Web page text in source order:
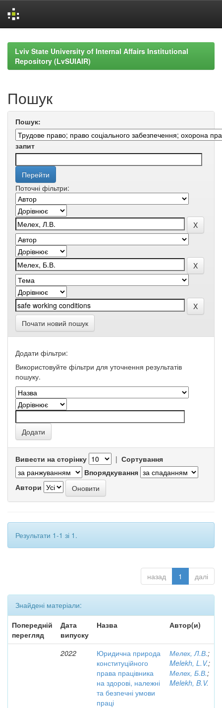
navigationLviv State University of Internal Affairs Institutional
Repository (LvSUIAIR)
Пошук
Пошук:
запит
Поточні фільтри:
Почати новий пошук
Додати фільтри:
Використовуйте фільтри для уточнення результатів
пошуку.
Вивести на сторінку | Сортування
Впорядкування
Автори
Результати 1-1 зі 1.
назад 1 далі
Знайдені матеріали:
Попередній
перегляд
Дата
випуску
Назва Автор(и)
2022
Юридична природа
конституційного
права працівника
на здорові, належні
та безпечні умови
праці
Мелех, Л.В.;
Melekh, L.V.;
Мелех, Б.В.;
Melekh, B.V.